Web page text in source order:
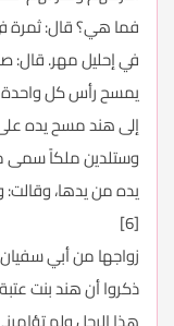
فما هي؟ قال: ثمرة
في إحليل مهر. قال:
يمسح رأس كل واحدة
إلى هند مسح يده
وستلدين ملكاً سمى
يده من يدها، وقالت:
[6]
زواجها من أبي
ذكروا أن هند بنت